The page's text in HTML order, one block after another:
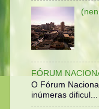
FÓRUM
O Fórum
inúmeras dificul...